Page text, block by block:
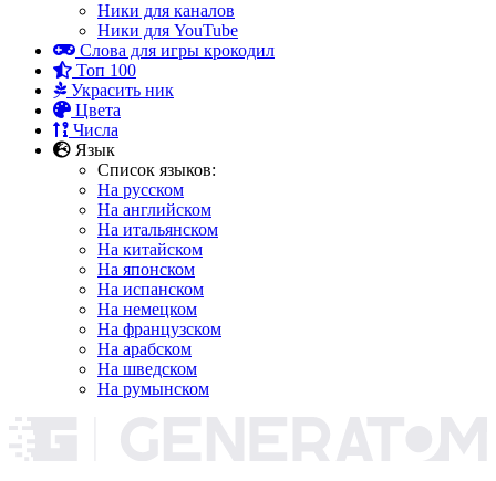
Ники для каналов
Ники для YouTube
Слова для игры крокодил
Топ 100
Украсить ник
Цвета
Числа
Язык
Список языков:
На русском
На английском
На итальянском
На китайском
На японском
На испанском
На немецком
На французском
На арабском
На шведском
На румынском